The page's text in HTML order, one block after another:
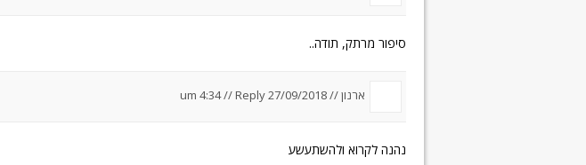
סיפור מרתק, תודה..
ארנון //27/09/2018 um 4:34
//Reply
נהנה לקרוא ולהשתעשע